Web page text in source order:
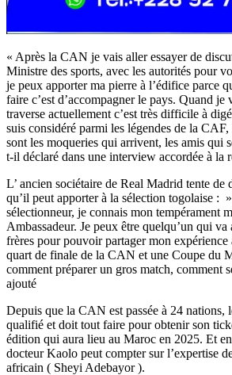
« Après la CAN je vais aller essayer de
Ministre des sports, avec les autorités pour
je peux apporter ma pierre à l’édifice parce
faire c’est d’accompagner le pays. Quand je
traverse actuellement c’est très difficile à
suis considéré parmi les légendes de la
sont les moqueries qui arrivent, les amis qui
t-il déclaré dans une interview accordée à la
L’ ancien sociétaire de Real Madrid tente de
qu’il peut apporter à la sélection togolaise :
sélectionneur, je connais mon tempérament
Ambassadeur. Je peux être quelqu’un qui va
frères pour pouvoir partager mon expérience
quart de finale de la CAN et une Coupe du
comment préparer un gros match, comment
ajouté
Depuis que la CAN est passée à 24 nations,
qualifié et doit tout faire pour obtenir son
édition qui aura lieu au Maroc en 2025. Et
docteur Kaolo peut compter sur l’expertise
africain ( Sheyi Adebayor ).